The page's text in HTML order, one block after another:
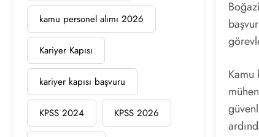
kamu personel alımı 2026
Kariyer Kapısı
kariyer kapısı başvuru
KPSS 2024 KPSS 2026
Kamu